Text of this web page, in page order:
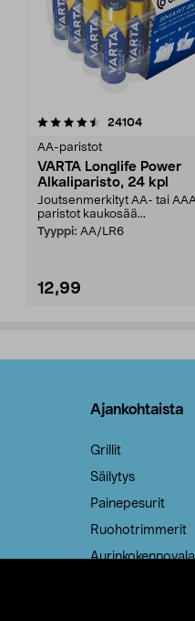
24104arvostelut
AA-paristot
VARTA Longlife Power
Alkaliparisto, 24 kpl
Joutsenmerkityt AA- tai
paristot kaukosää...
Tyyppi: AA/LR6
12,99
4.5viidestä
Ajankohtaista
Grillit
Säilytys
Painepesurit
Ruohotrimmerit